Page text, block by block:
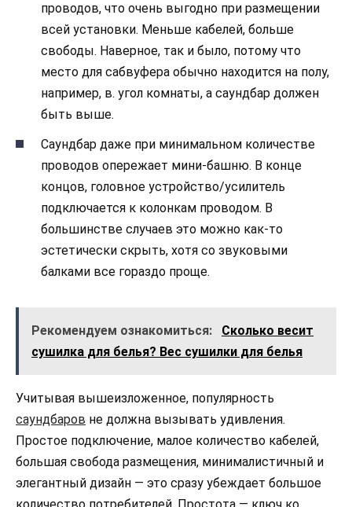
проводов, что очень выгодно при размещении
всей установки. Меньше кабелей, больше
свободы. Наверное, так и было, потому что
место для сабвуфера обычно находится на полу,
например, в. угол комнаты, а саундбар должен
быть выше.
Саундбар даже при минимальном количестве
проводов опережает мини-башню. В конце
концов, головное устройство/усилитель
подключается к колонкам проводом. В
большинстве случаев это можно как-то
эстетически скрыть, хотя со звуковыми
балками все гораздо проще.
Рекомендуем ознакомиться:
Сколько весит
сушилка для белья? Вес сушилки для белья
Учитывая вышеизложенное, популярность
саундбаров не должна вызывать удивления.
Простое подключение, малое количество кабелей,
большая свобода размещения, минималистичный и
элегантный дизайн — это сразу убеждает большое